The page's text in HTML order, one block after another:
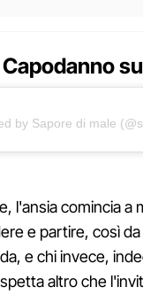
by Sapore di male
l'ansia comincia a
e partire, così
e chi invece,
altro che